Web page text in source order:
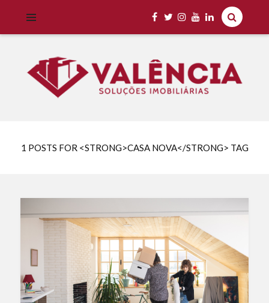
1 POSTS FOR <STRONG>CASA NOVA</STRONG> TAG